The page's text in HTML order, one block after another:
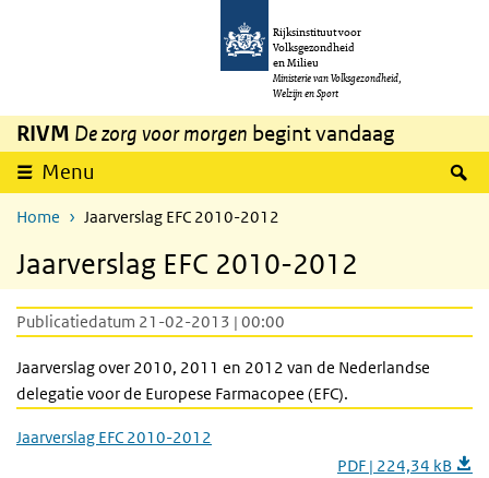
Overslaan en naar de inhoud gaan
Rijksinstituut voor
Volksgezondheid
en Milieu
Ministerie van Volksgezondheid,
Welzijn en Sport
RIVM De zorg voor morgen begint vandaag
Menu
Home Jaarverslag EFC 2010-2012
Jaarverslag EFC 2010-2012
Publicatiedatum 21-02-2013 | 00:00
Jaarverslag over 2010, 2011 en 2012 van de Nederlandse
delegatie voor de Europese Farmacopee (EFC).
Jaarverslag EFC 2010-2012
PDF | 224,34 kB